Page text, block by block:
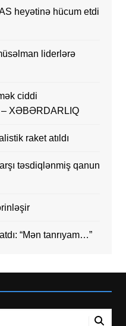
heyətinə hücum etdi
liderlərə
ciddi
– XƏBƏRDARLIQ
raket atıldı
təsdiqlənmiş qanun
“Mən tanrıyam…”